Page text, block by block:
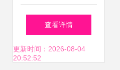
经营中的SEO内链
策略与位置权重关
查看详情
更新时间：2026-08-04
20:52:52